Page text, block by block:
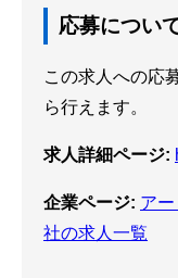
応募につい
この求人への応
ら行えます。
求人詳細ページ:
企業ページ: ア
社の求人一覧